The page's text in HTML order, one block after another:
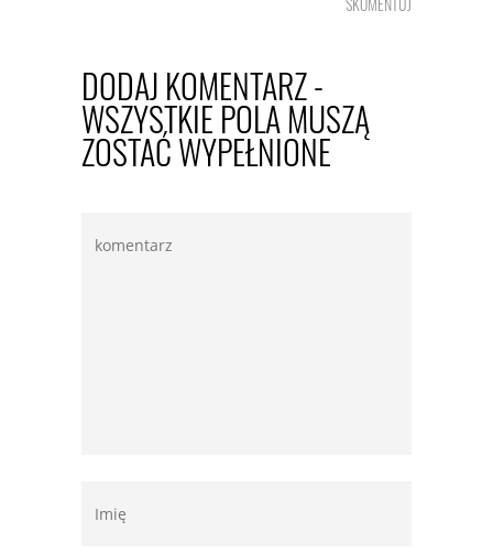
DODAJ KOMENTARZ -
WSZYSTKIE POLA MUSZĄ
ZOSTAĆ WYPEŁNIONE